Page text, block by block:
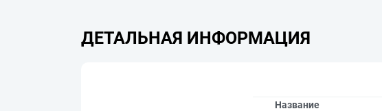
ДЕТАЛЬНАЯ ИНФОРМАЦИЯ
Название